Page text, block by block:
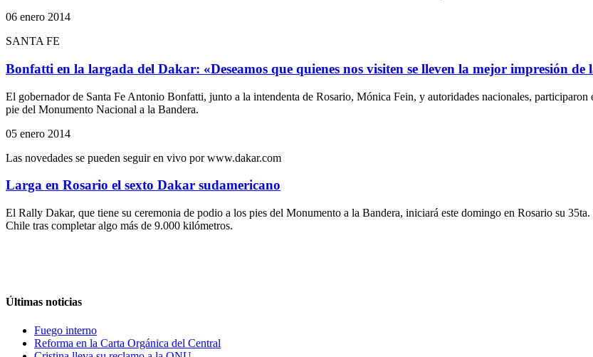
06 enero 2014
SANTA FE
Bonfatti en la largada del Dakar: «Deseamos que quienes nos visiten se lleven la mejor impresión de
El gobernador de Santa Fe Antonio Bonfatti, junto a la intendenta de Rosario, Mónica Fein, y autoridades nacionales,
pie del Monumento Nacional a la Bandera.
05 enero 2014
Las novedades se pueden seguir en vivo por www.dakar.com
Larga en Rosario el sexto Dakar sudamericano
El Rally Dakar, que tiene su ceremonia de podio a los pies del Monumento a la Bandera, iniciará este domingo en Rosario su
Chile tras completar algo más de 9.000 kilómetros.
Últimas noticias
Fuego interno
Reforma en la Carta Orgánica del Central